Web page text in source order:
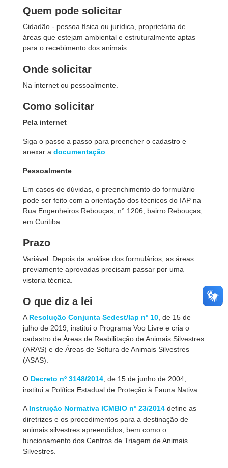
Quem pode solicitar
Cidadão - pessoa física ou jurídica, proprietária de
áreas que estejam ambiental e estruturalmente aptas
para o recebimento dos animais.
Onde solicitar
Na internet ou pessoalmente.
Como solicitar
Pela internet
Siga o passo a passo para preencher o cadastro e
anexar a documentação
Pessoalmente
Em casos de dúvidas, o preenchimento do formulário
pode ser feito com a orientação dos técnicos do IAP na
Rua Engenheiros Rebouças, n° 1206, bairro Rebouças,
em Curitiba.
Prazo
Variável. Depois da análise dos formulários, as áreas
previamente aprovadas precisam passar por uma
vistoria técnica.
O que diz a lei
A Resolução Conjunta Sedest/Iap nº 10 , de 15 de
julho de 2019, institui o Programa Voo Livre e cria o
cadastro de Áreas de Reabilitação de Animais Silvestres
(ARAS) e de Áreas de Soltura de Animais Silvestres
(ASAS).
O Decreto nº 3148/2014 , de 15 de junho de 2004,
institui a Política Estadual de Proteção à Fauna Nativa.
A Instrução Normativa ICMBIO nº 23/2014 define as
diretrizes e os procedimentos para a destinação de
animais silvestres apreendidos, bem como o
funcionamento dos Centros de Triagem de Animais
Silvestres.